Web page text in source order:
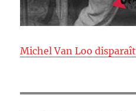
Michel Van Loo disparaît